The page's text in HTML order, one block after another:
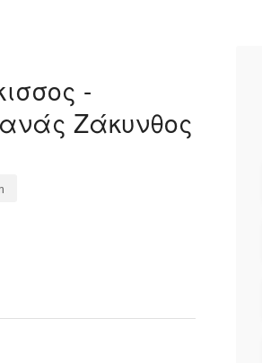
-
Ζάκυνθος